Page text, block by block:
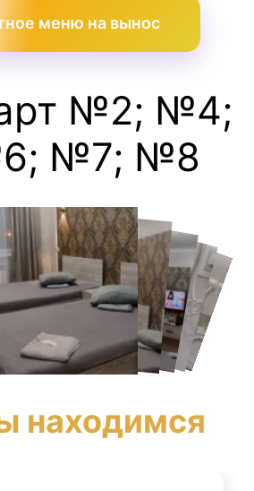
меню на вынос
№2; №4;
№7; №8
находимся